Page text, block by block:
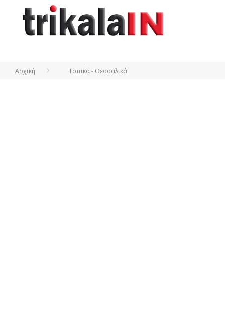
Αρχική Τοπικά - Θεσσαλικά